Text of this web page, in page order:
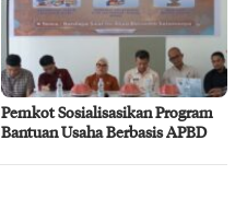
Pemkot Sosialisasikan Program
Bantuan Usaha Berbasis APBD